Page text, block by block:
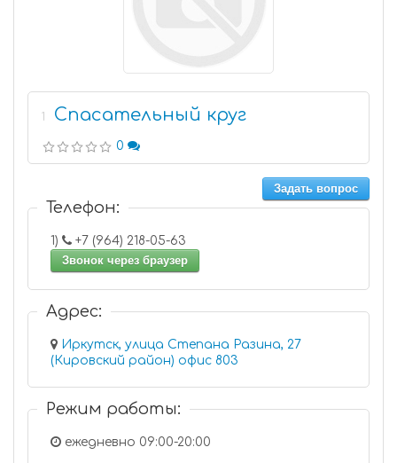
1 Спасательный круг
0
Задать вопрос
Телефон:
1)
+7 (964) 218-05-63
Звонок через браузер
Адрес:
Иркутск, улица Степана Разина, 27
(Кировский район) офис 803
Режим работы:
ежедневно 09:00-20:00